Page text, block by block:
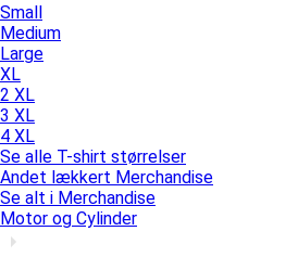
Small
Medium
Large
XL
2 XL
3 XL
4 XL
Se alle T-shirt størrelser
Andet lækkert Merchandise
Se alt i Merchandise
Motor og Cylinder